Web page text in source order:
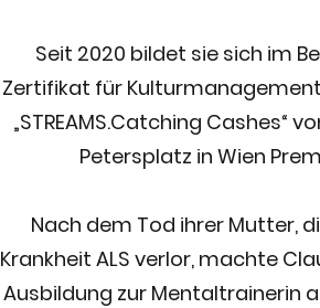
Seit 2020 bildet sie sich im
Zertifikat für
„STREAMS.Catching Cashes“
Petersplatz in Wien
Nach dem Tod ihrer Mutter,
Krankheit ALS verlor, machte
Ausbildung zur Mentaltrainerin